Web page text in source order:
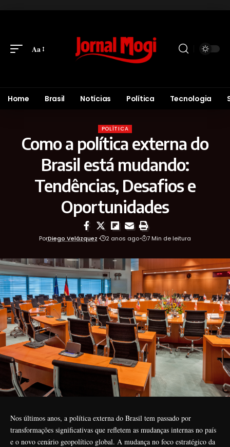
Aa
Home Brasil Notícias Política Tecnologia
POLÍTICA
Como a política externa do
Brasil está mudando:
Tendências, Desafios e
Oportunidades
PorDiego Velázquez 2 anos ago 7 Min de leitura
Nos últimos anos, a política externa do Brasil tem passado por
transformações significativas que refletem as mudanças internas no país
e o novo cenário geopolítico global. A mudança no foco estratégico da